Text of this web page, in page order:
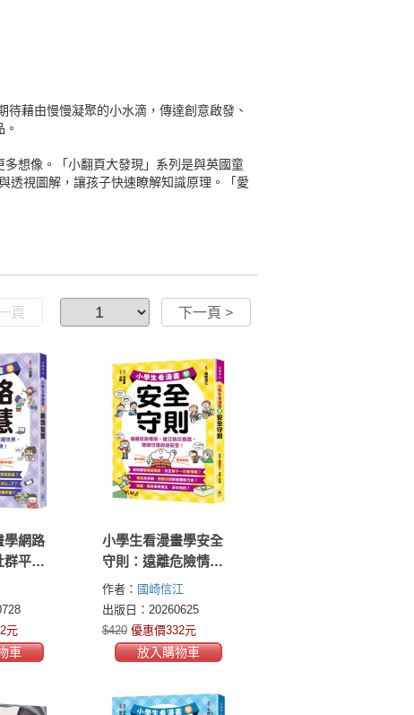
藉由慢慢凝聚的小水滴，傳達創意啟發、
想像。「小翻頁大發現」系列是與英國童
透視圖解，讓孩子快速瞭解知識原理。「愛
頁 下一頁 >
學網路
群平
界，
阱！
元
車
小學生看漫畫學安全
守則：遠離危險情
境，建立防災意識，
聰明守護自身安全！
作者： 國崎信江
出版日：20260625
$420 優惠價332元
放入購物車